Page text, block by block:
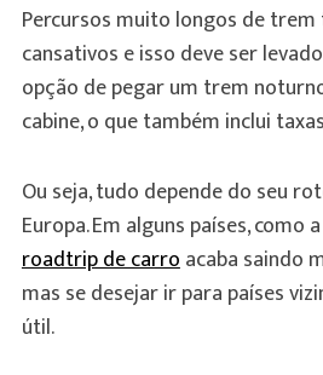
Percursos muito longos de
cansativos e isso deve ser
opção de pegar um trem
cabine, o que também inclui
Ou seja, tudo depende do seu
Europa. Em alguns países, como a
roadtrip de carroacaba saindo
mas se desejar ir para países
útil.